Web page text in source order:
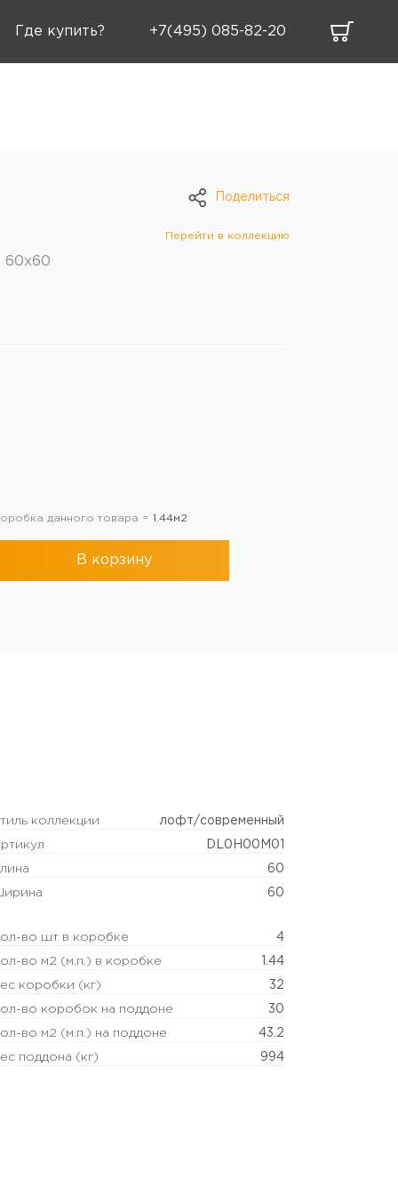
Где купить? +7(495) 085-82-20
Поделиться
Перейти в коллекцию
60х60
данного товара = 1.44м2
В корзину
коллекции лофт/современный
DL0H00M01
60
60
во шт в коробке 4
во м2 (м.п.) в коробке 1.44
коробки (кг) 32
во коробок на поддоне 30
во м2 (м.п.) на поддоне 43.2
поддона (кг) 994